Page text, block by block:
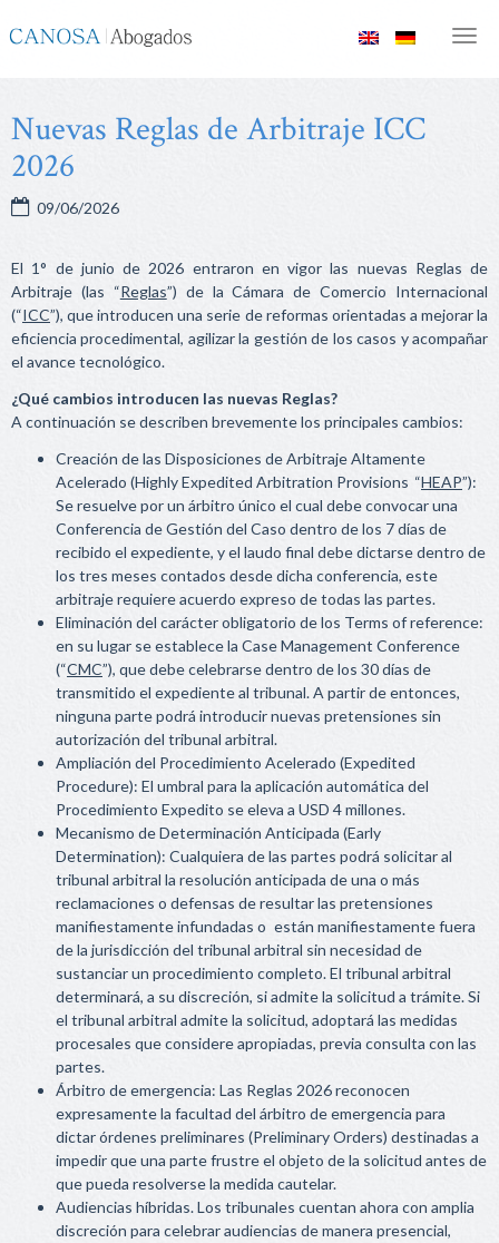
Canosa
Nuevas Reglas de Arbitraje ICC
2026
09/06/2026
El 1° de junio de 2026 entraron en vigor las nuevas Reglas de
Arbitraje (las “Reglas”) de la Cámara de Comercio Internacional
(“ICC”), que introducen una serie de reformas orientadas a mejorar la
eficiencia procedimental, agilizar la gestión de los casos y acompañar
el avance tecnológico.
¿Qué cambios introducen las nuevas Reglas?
A continuación se describen brevemente los principales cambios:
Creación de las Disposiciones de Arbitraje Altamente
Acelerado (Highly Expedited Arbitration Provisions “HEAP”):
Se resuelve por un árbitro único el cual debe convocar una
Conferencia de Gestión del Caso dentro de los 7 días de
recibido el expediente, y el laudo final debe dictarse dentro de
los tres meses contados desde dicha conferencia, este
arbitraje requiere acuerdo expreso de todas las partes.
Eliminación del carácter obligatorio de los Terms of reference:
en su lugar se establece la Case Management Conference
(“CMC”), que debe celebrarse dentro de los 30 días de
transmitido el expediente al tribunal. A partir de entonces,
ninguna parte podrá introducir nuevas pretensiones sin
autorización del tribunal arbitral.
Ampliación del Procedimiento Acelerado (Expedited
Procedure): El umbral para la aplicación automática del
Procedimiento Expedito se eleva a USD 4 millones.
Mecanismo de Determinación Anticipada (Early
Determination): Cualquiera de las partes podrá solicitar al
tribunal arbitral la resolución anticipada de una o más
reclamaciones o defensas de resultar las pretensiones
manifiestamente infundadas o están manifiestamente fuera
de la jurisdicción del tribunal arbitral sin necesidad de
sustanciar un procedimiento completo. El tribunal arbitral
determinará, a su discreción, si admite la solicitud a trámite. Si
el tribunal arbitral admite la solicitud, adoptará las medidas
procesales que considere apropiadas, previa consulta con las
partes.
Árbitro de emergencia: Las Reglas 2026 reconocen
expresamente la facultad del árbitro de emergencia para
dictar órdenes preliminares (Preliminary Orders) destinadas a
impedir que una parte frustre el objeto de la solicitud antes de
que pueda resolverse la medida cautelar.
Audiencias híbridas. Los tribunales cuentan ahora con amplia
discreción para celebrar audiencias de manera presencial,